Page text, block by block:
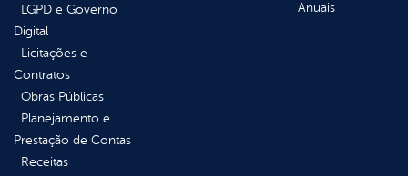
LGPD e Governo
Digital
Licitações e
Contratos
Obras Públicas
Planejamento e
Prestação de Contas
Receitas
Anuais